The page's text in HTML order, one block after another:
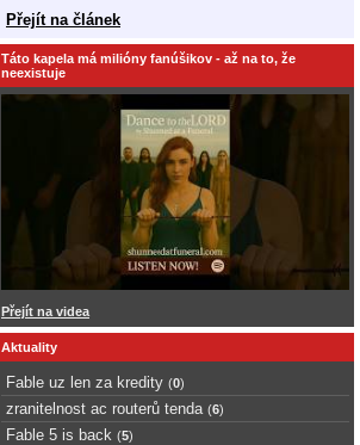
Přejít na článek
Táto kapela má milióny fanúšikov - až na to, že
neexistuje
Přejít na videa
Aktuality
Fable uz len za kredity (0)
zranitelnost ac routerů tenda (6)
Fable 5 is back (5)